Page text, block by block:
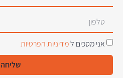
אני מסכים למדיניות הפרטיות
שליחה